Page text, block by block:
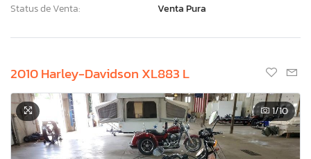
Status de Venta:
Venta Pura
2010 Harley-Davidson XL883 L
1/10